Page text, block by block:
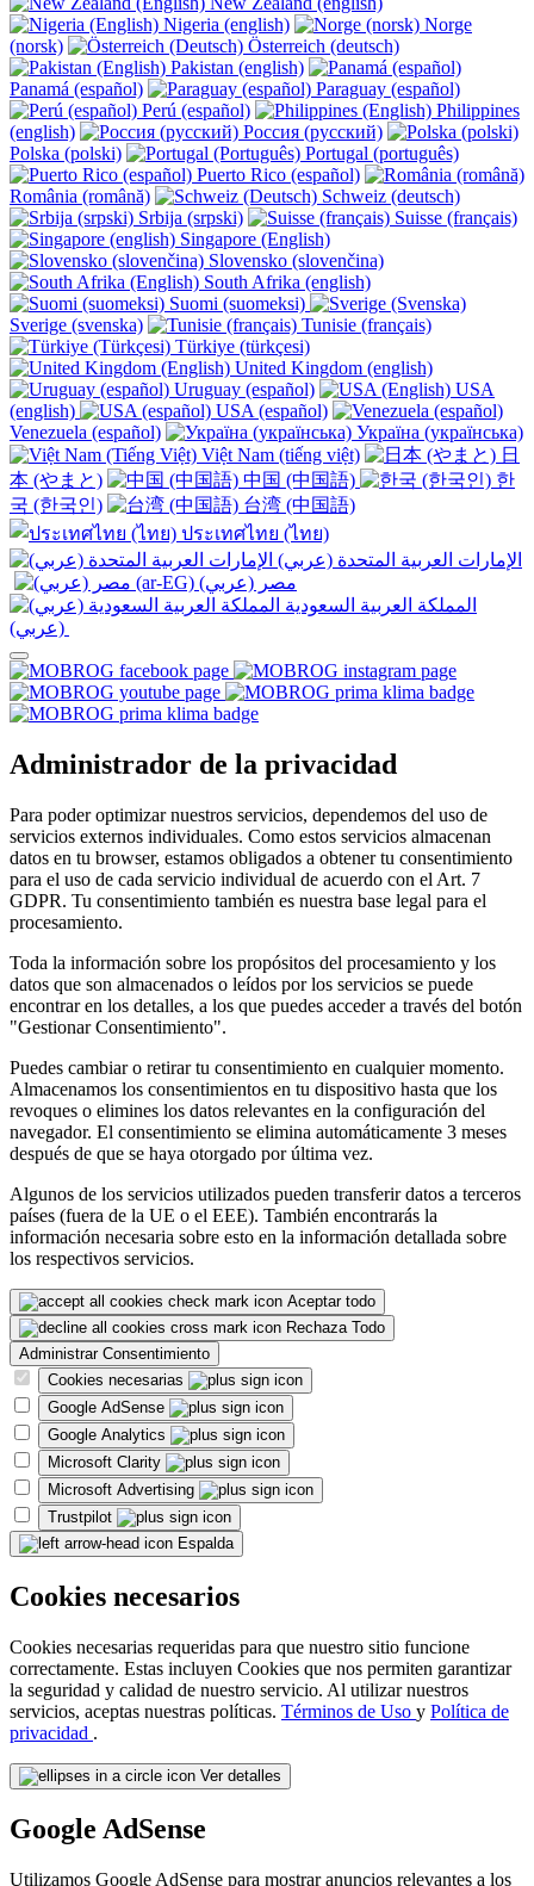
Nigeria (english)
Norge
(norsk)
Österreich (deutsch)
Pakistan (english)
Panamá (español)
Paraguay (español)
Perú (español)
Philippines
(english)
Россия (русский)
Polska (polski)
Portugal (português)
Puerto Rico (español)
România (română)
Schweiz (deutsch)
Srbija (srpski)
Suisse (français)
Singapore (English)
Slovensko (slovenčina)
South Afrika (english)
Suomi (suomeksi)
Sverige (svenska)
Tunisie (français)
Türkiye (türkçesi)
United Kingdom (english)
Uruguay (español)
USA
(english)
USA (español)
Venezuela (español)
Україна (українська)
Việt Nam (tiếng việt)
日
本 (やまと)
中国 (中国語)
한
국 (한국인)
台湾 (中国語)
ประเทศไทย (ไทย)
Administrador de la privacidad
Para poder optimizar nuestros servicios, dependemos del uso de
servicios externos individuales. Como estos servicios almacenan
datos en tu browser, estamos obligados a obtener tu consentimiento
para el uso de cada servicio individual de acuerdo con el Art. 7
GDPR. Tu consentimiento también es nuestra base legal para el
procesamiento.
Toda la información sobre los propósitos del procesamiento y los
datos que son almacenados o leídos por los servicios se puede
encontrar en los detalles, a los que puedes acceder a través del botón
"Gestionar Consentimiento".
Puedes cambiar o retirar tu consentimiento en cualquier momento.
Almacenamos los consentimientos en tu dispositivo hasta que los
revoques o elimines los datos relevantes en la configuración del
navegador. El consentimiento se elimina automáticamente 3 meses
después de que se haya otorgado por última vez.
Algunos de los servicios utilizados pueden transferir datos a terceros
países (fuera de la UE o el EEE). También encontrarás la
información necesaria sobre esto en la información detallada sobre
los respectivos servicios.
Aceptar todo
Rechaza Todo
Administrar Consentimiento
Cookies necesarias
Google AdSense
Google Analytics
Microsoft Clarity
Microsoft Advertising
Trustpilot
Espalda
Cookies necesarios
Cookies necesarias requeridas para que nuestro sitio funcione
correctamente. Estas incluyen Cookies que nos permiten garantizar
la seguridad y calidad de nuestro servicio. Al utilizar nuestros
servicios, aceptas nuestras políticas. Términos de Uso y Política de
privacidad .
Ver detalles
Google AdSense
Utilizamos Google AdSense para mostrar anuncios relevantes a los